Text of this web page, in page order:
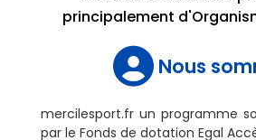
principalement
 Nous
mercilesport.fr un programme
par le Fonds de dotation Egal